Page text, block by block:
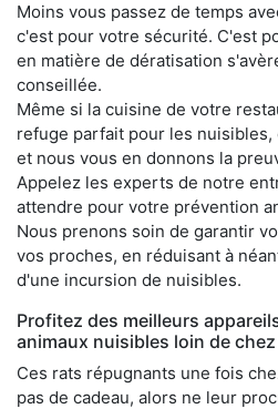
Moins vous passez de temps
c'est pour votre sécurité. C'est
en matière de dératisation
conseillée.
Même si la cuisine de votre
refuge parfait pour les nuisibles,
et nous vous en donnons la
Appelez les experts de notre
attendre pour votre prévention
Nous prenons soin de garantir
vos proches, en réduisant à
d'une incursion de nuisibles.
Profitez des meilleurs
animaux nuisibles loin de
Ces rats répugnants une fois
pas de cadeau, alors ne leur